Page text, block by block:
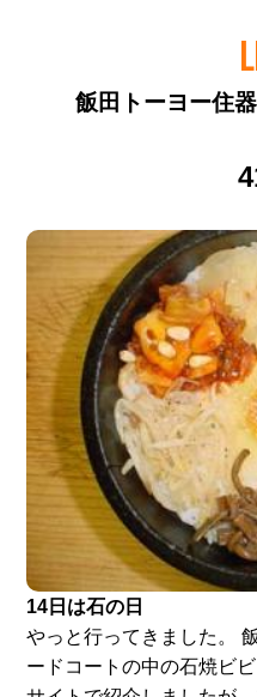
飯田トーヨー住
14日は石の日
やっと行ってきました。
ードコートの中の石焼ビ